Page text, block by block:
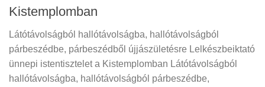
Kistemplomban
Látótávolságból hallótávolságba, hallótávolságból
párbeszédbe, párbeszédből újjászületésre Lelkészbeiktató
ünnepi istentisztelet a Kistemplomban Látótávolságból
hallótávolságba, hallótávolságból párbeszédbe,